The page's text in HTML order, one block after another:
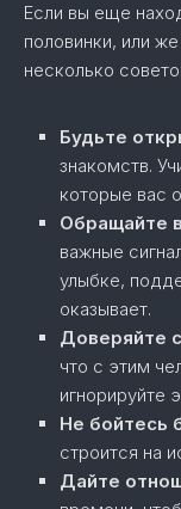
Если вы еще
половинки, или
несколько
Будьте
знакомств.
которые вас
Обращайте
важные
улыбке,
оказывает.
Доверяйте
что с этим
игнорируйте
Не бойтесь
строится на
Дайте